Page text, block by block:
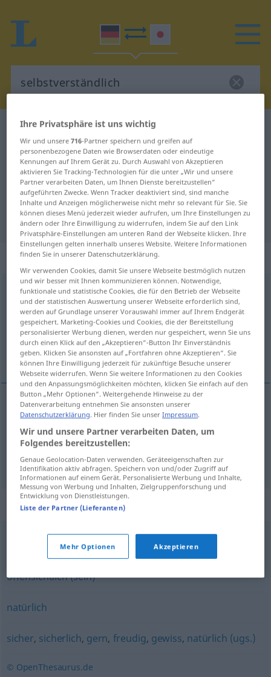
Deutsch-Japanisch Wörterbuch
Deutsch-Japanisch Übersetzung
für "selbstverständlich"
"selbstverständlich" Japanisch
Übersetzung
„selbstverständlich“
selbstverständlich
Übersicht aller Übersetzungen
(Für mehr Details die Übersetzung anklicken/antippen)
当たり前の 当然
当たり前の[atarimae no] selbstverständlich
当然[tōzen] selbstverständlich < ADV>
Synonyme für "selbstverständlich"
normal (sein)
offensichtlich (sein)
natürlich
sicher, sicherlich, gern, freudig, gewiss, natürlich (ugs.)
© OpenThesaurus.de
Ihre Privatsphäre ist uns wichtig
Wir und unsere716-Partner speichern und greifen auf
personenbezogene Daten wie Browserdaten oder eindeutige
Kennungen auf Ihrem Gerät zu. Durch Auswahl von Akzeptieren
aktivieren Sie Tracking-Technologien für die unter „Wir und unsere
Partner verarbeiten Daten, um Ihnen Dienste bereitzustellen“
aufgeführten Zwecke. Wenn Tracker deaktiviert sind, sind manche
Inhalte und Anzeigen möglicherweise nicht mehr so relevant für Sie. Sie
können dieses Menü jederzeit wieder aufrufen, um Ihre Einstellungen zu
ändern oder Ihre Einwilligung zu widerrufen, indem Sie auf den Link
Privatsphäre-Einstellungen am unteren Rand der Webseite klicken. Ihre
Einstellungen gelten innerhalb unseres Website. Weitere Informationen
finden Sie in unserer Datenschutzerklärung.
Wir verwenden Cookies, damit Sie unsere Webseite bestmöglich nutzen
und wir besser mit Ihnen kommunizieren können. Notwendige,
funktionale und statistische Cookies, die für den Betrieb der Webseite
und der statistischen Auswertung unserer Webseite erforderlich sind,
werden auf Grundlage unserer Vorauswahl immer auf Ihrem Endgerät
gespeichert. Marketing-Cookies und Cookies, die der Bereitstellung
personalisierter Werbung dienen, werden nur gespeichert, wenn Sie uns
durch einen Klick auf den „Akzeptieren“-Button Ihr Einverständnis
geben. Klicken Sie ansonsten auf „Fortfahren ohne Akzeptieren“. Sie
können Ihre Einwilligung jederzeit für zukünftige Besuche unserer
Webseite widerrufen. Wenn Sie weitere Informationen zu den Cookies
und den Anpassungsmöglichkeiten möchten, klicken Sie einfach auf den
Button „Mehr Optionen“. Weitergehende Hinweise zu der
Datenverarbeitung entnehmen Sie ansonsten unserer
Datenschutzerklärung. Hier finden Sie unserImpressum.
Wir und unsere Partner verarbeiten Daten, um
Folgendes bereitzustellen:
Genaue Geolocation-Daten verwenden. Geräteeigenschaften zur
Identifikation aktiv abfragen. Speichern von und/oder Zugriff auf
Informationen auf einem Gerät. Personalisierte Werbung und Inhalte,
Messung von Werbung und Inhalten, Zielgruppenforschung und
Entwicklung von Dienstleistungen.
Liste der Partner (Lieferanten)
Mehr Optionen Akzeptieren